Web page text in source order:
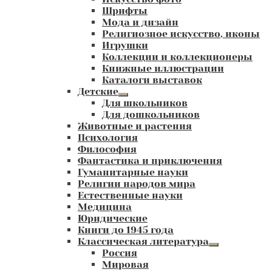
Шрифты
Мода и дизайн
Религиозное искусство, иконы
Игрушки
Коллекции и коллекционеры
Книжные иллюстрации
Каталоги выставок
Детские
Развернутое
вложенное
меню
Для школьников
Для дошкольников
Животные и растения
Психология
Философия
Фантастика и приключения
Гуманитарные науки
Религии народов мира
Естественные науки
Медицина
Юридические
Книги до 1945 года
Классическая литература
Развернутое
Россия
Мировая